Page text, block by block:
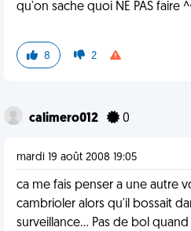
qu'on sache quoi NE PAS faire
8 2
calimero012 0
mardi 19 août 2008 19:05
ca me fais penser a une autre
cambrioler alors qu'il bossait
surveillance... Pas de bol